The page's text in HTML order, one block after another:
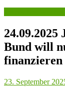
24.09.2025
Bund will
finanzieren
23. September